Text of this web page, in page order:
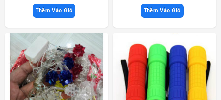
Thêm Vào Giỏ Thêm Vào Giỏ